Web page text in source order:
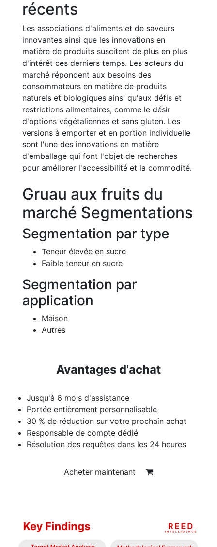
récents
Les associations d'aliments et de saveurs
innovantes ainsi que les innovations en
matière de produits suscitent de plus en plus
d'intérêt ces derniers temps. Les acteurs du
marché répondent aux besoins des
consommateurs en matière de produits
naturels et biologiques ainsi qu'aux défis et
restrictions alimentaires, comme le désir
d'options végétaliennes et sans gluten. Les
versions à emporter et en portion individuelle
sont l'une des innovations en matière
d'emballage qui font l'objet de recherches
pour améliorer l'accessibilité et la commodité.
Gruau aux fruits du
marché Segmentations
Segmentation par type
Teneur élevée en sucre
Faible teneur en sucre
Segmentation par
application
Maison
Autres
Avantages d'achat
Jusqu'à 6 mois d'assistance
Portée entièrement personnalisable
30 % de réduction sur votre prochain achat
Responsable de compte dédié
Résolution des requêtes dans les 24 heures
Acheter maintenant